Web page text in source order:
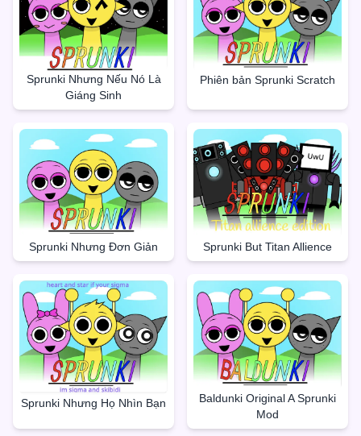
Sprunki Nhưng Nếu Nó Là
Giáng Sinh
Phiên bản Sprunki Scratch
Sprunki Nhưng Đơn Giản Sprunki But Titan Allience
Sprunki Nhưng Họ Nhìn Bạn
Baldunki Original A Sprunki
Mod